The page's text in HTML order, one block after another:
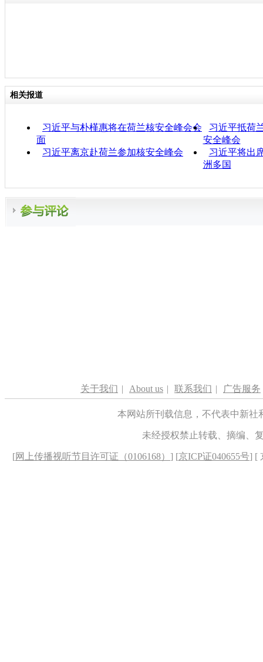
相关报道
习近平与朴槿惠将在荷兰核安全峰会会
面
习近平抵荷
安全峰会
习近平离京赴荷兰参加核安全峰会
习近平将出
洲多国
关于我们 | About us | 联系我们 | 广告服务
本网站所刊载信息，不代表中新
未经授权禁止转载、摘编、
[网上传播视听节目许可证（0106168） ] [京ICP证040655号] [